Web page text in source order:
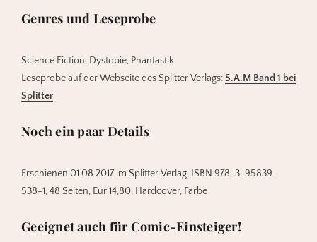
Genres und Leseprobe
Science Fiction, Dystopie, Phantastik
Leseprobe auf der Webseite des Splitter Verlags:S.A.M Band 1 bei
Splitter
Noch ein paar Details
Erschienen 01.08.2017 im Splitter Verlag, ISBN 978-3-95839-
538-1, 48 Seiten, Eur 14,80, Hardcover, Farbe
Geeignet auch für Comic-Einsteiger!